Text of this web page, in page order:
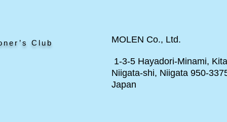
Club MOLEN Co., Ltd.
1-3-5 Hayadori-Minami,
Niigata-shi, Niigata 950-
Japan